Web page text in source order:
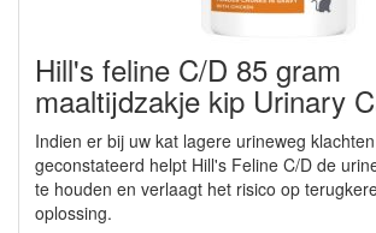
Hill's feline C/D 85 gram
maaltijdzakje kip Urinary
Indien er bij uw kat lagere urineweg
geconstateerd helpt Hill's Feline C/D de
te houden en verlaagt het risico op
oplossing.